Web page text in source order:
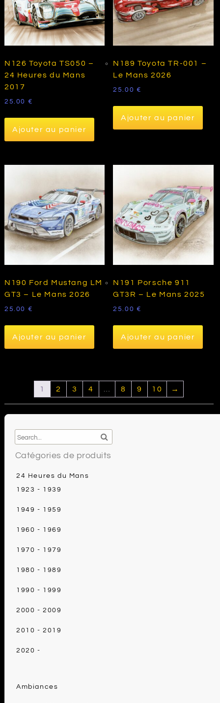
N126 Toyota TS050 –
24 Heures du Mans
2017
25.00 €
Ajouter au panier
N189 Toyota TR-001 –
Le Mans 2026
25.00 €
Ajouter au panier
N190 Ford Mustang LM
GT3 – Le Mans 2026
25.00 €
Ajouter au panier
N191 Porsche 911
GT3R – Le Mans 2025
25.00 €
Ajouter au panier
1 2 3 4 8 9 10 →
Catégories de produits
24 Heures du Mans
1923 - 1939
1949 - 1959
1960 - 1969
1970 - 1979
1980 - 1989
1990 - 1999
2000 - 2009
2010 - 2019
2020 -
Ambiances